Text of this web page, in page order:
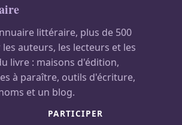
littéraire, plus de 500
auteurs, les lecteurs et les
livre : maisons d'édition,
à paraître, outils d'écriture,
et un blog.
PARTICIPER